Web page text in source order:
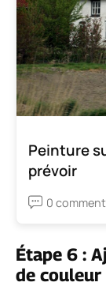
Peinture
prévoir
0
Étape 6 :
de couleur